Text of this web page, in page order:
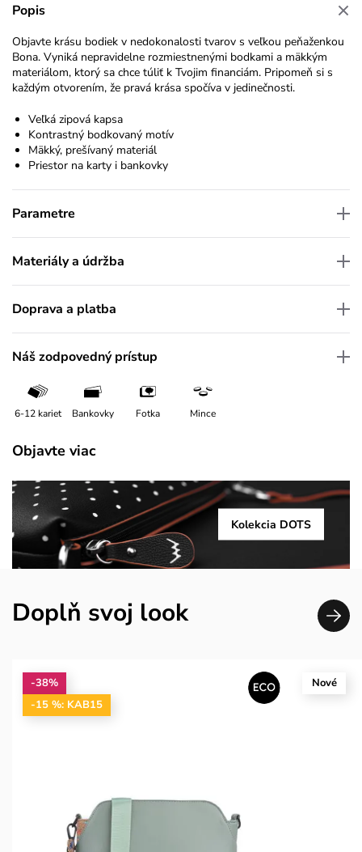
Popis
Objavte krásu bodiek v nedokonalosti tvarov s veľkou peňaženkou
Bona. Vyniká nepravidelne rozmiestnenými bodkami a mäkkým
materiálom, ktorý sa chce túliť k Tvojim financiám. Pripomeň si s
každým otvorením, že pravá krása spočíva v jedinečnosti.
Veľká zipová kapsa
Kontrastný bodkovaný motív
Mäkký, prešívaný materiál
Priestor na karty i bankovky
Parametre
Materiály a údržba
Doprava a platba
Náš zodpovedný prístup
6-12 kariet Bankovky Fotka Mince
Objavte viac
Kolekcia DOTS
Doplň svoj look
-38%
-15 %: KAB15
Nové